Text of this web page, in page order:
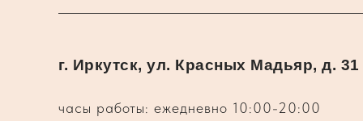
часы работы: ежедневно 10:00-20:00
г. Иркутск, ул. Красных Мадьяр, д. 31